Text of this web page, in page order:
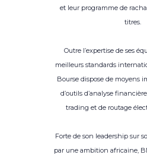
et leur programme de
titres.
Outre l’expertise de ses
meilleurs standards
Bourse dispose de moyens
d’outils d’analyse
trading et de routage
Forte de son leadership sur
par une ambition africaine,